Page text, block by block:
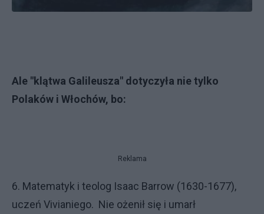
Ale "klątwa Galileusza" dotyczyła nie tylko
Polaków i Włochów, bo:
Reklama
6. Matematyk i teolog Isaac Barrow (1630-1677),
uczeń Vivianiego. Nie ożenił się i umarł